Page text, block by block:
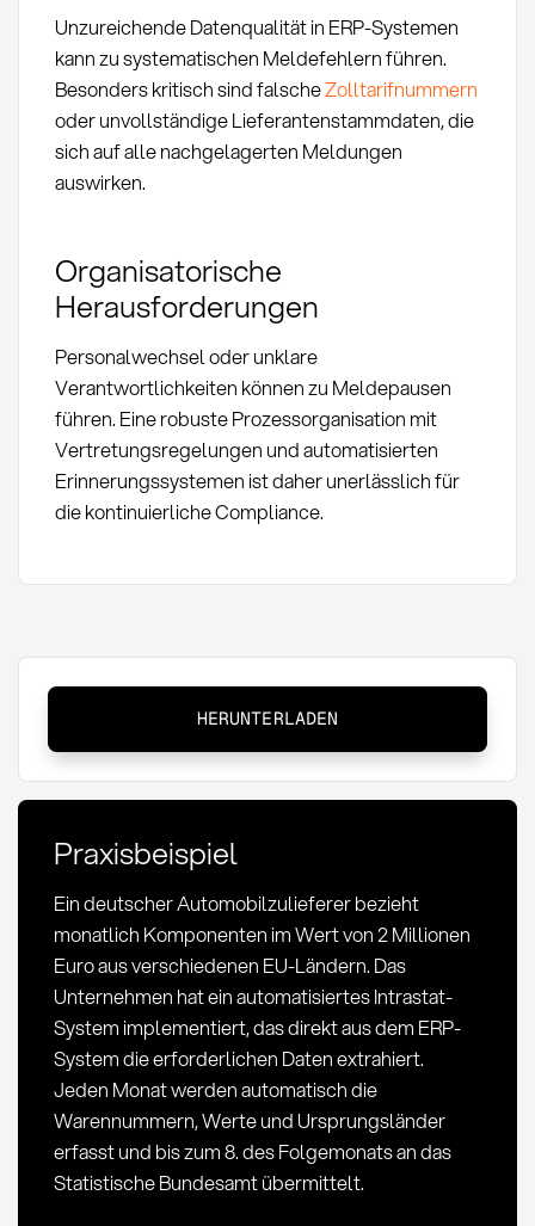
Unzureichende Datenqualität in ERP-Systemen
kann zu systematischen Meldefehlern führen.
Besonders kritisch sind falscheZolltarifnummern
oder unvollständige Lieferantenstammdaten, die
sich auf alle nachgelagerten Meldungen
auswirken.
Organisatorische
Herausforderungen
Personalwechsel oder unklare
Verantwortlichkeiten können zu Meldepausen
führen. Eine robuste Prozessorganisation mit
Vertretungsregelungen und automatisierten
Erinnerungssystemen ist daher unerlässlich für
die kontinuierliche Compliance.
Intrastat:
Definition,
Meldepflicht
und
im
Einkauf
HERUNTERLADEN
Praxisbeispiel
Ein deutscher Automobilzulieferer bezieht
monatlich Komponenten im Wert von 2 Millionen
Euro aus verschiedenen EU-Ländern. Das
Unternehmen hat ein automatisiertes Intrastat-
System implementiert, das direkt aus dem ERP-
System die erforderlichen Daten extrahiert.
Jeden Monat werden automatisch die
Warennummern, Werte und Ursprungsländer
erfasst und bis zum 8. des Folgemonats an das
Statistische Bundesamt übermittelt.